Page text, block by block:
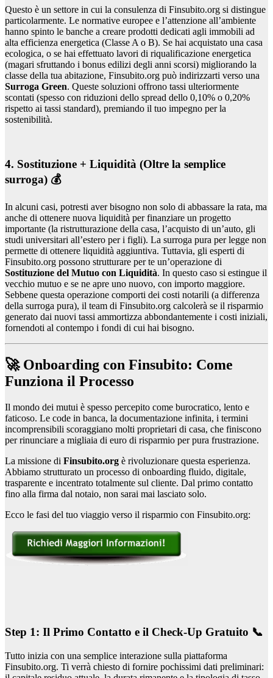
Questo è un settore in cui la consulenza di Finsubito.org si distingue
particolarmente. Le normative europee e l’attenzione all’ambiente
hanno spinto le banche a creare prodotti dedicati agli immobili ad
alta efficienza energetica (Classe A o B). Se hai acquistato una casa
ecologica, o se hai effettuato lavori di riqualificazione energetica
(magari sfruttando i bonus edilizi degli anni scorsi) migliorando la
classe della tua abitazione, Finsubito.org può indirizzarti verso una
Surroga Green. Queste soluzioni offrono tassi ulteriormente
scontati (spesso con riduzioni dello spread dello 0,10% o 0,20%
rispetto ai tassi standard), premiando il tuo impegno per la
sostenibilità.
4. Sostituzione + Liquidità (Oltre la semplice
surroga) 💰
In alcuni casi, potresti aver bisogno non solo di abbassare la rata, ma
anche di ottenere nuova liquidità per finanziare un progetto
importante (la ristrutturazione della casa, l’acquisto di un’auto, gli
studi universitari all’estero per i figli). La surroga pura per legge non
permette di ottenere liquidità aggiuntiva. Tuttavia, gli esperti di
Finsubito.org possono strutturare per te un’operazione di
Sostituzione del Mutuo con Liquidità. In questo caso si estingue il
vecchio mutuo e se ne apre uno nuovo, con importo maggiore.
Sebbene questa operazione comporti dei costi notarili (a differenza
della surroga pura), il team di Finsubito.org calcolerà se il risparmio
generato dai nuovi tassi ammortizza abbondantemente i costi iniziali,
fornendoti al contempo i fondi di cui hai bisogno.
🚀 Onboarding con Finsubito: Come
Funziona il Processo
Il mondo dei mutui è spesso percepito come burocratico, lento e
faticoso. Le code in banca, la documentazione infinita, i termini
incomprensibili scoraggiano molti proprietari di casa, che finiscono
per rinunciare a migliaia di euro di risparmio per pura frustrazione.
La missione di Finsubito.org è rivoluzionare questa esperienza.
Abbiamo strutturato un processo di onboarding fluido, digitale,
trasparente e incentrato totalmente sul cliente. Dal primo contatto
fino alla firma dal notaio, non sarai mai lasciato solo.
Ecco le fasi del tuo viaggio verso il risparmio con Finsubito.org:
Step 1: Il Primo Contatto e il Check-Up Gratuito 📞
Tutto inizia con una semplice interazione sulla piattaforma
Finsubito.org. Ti verrà chiesto di fornire pochissimi dati preliminari: